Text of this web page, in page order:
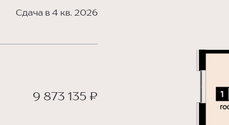
Сдача в 4 кв. 2026
9 873 135 ₽